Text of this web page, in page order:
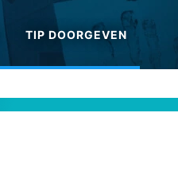
TIP DOORGEVEN